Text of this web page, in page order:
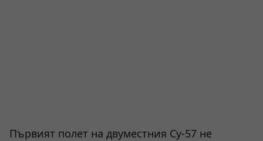
Първият полет на двуместния Су-57 не